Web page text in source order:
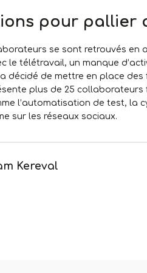
pour pallier
se sont retrouvés en
le télétravail, un manque
décidé de mettre en place
plus de 25 collaborateurs
l’automatisation de test, la
sur les réseaux sociaux.
Kereval